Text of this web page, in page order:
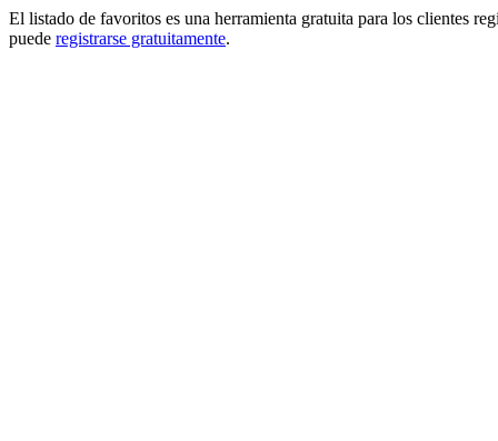
El listado de favoritos es una herramienta gratuita para los clientes
puede registrarse gratuitamente.